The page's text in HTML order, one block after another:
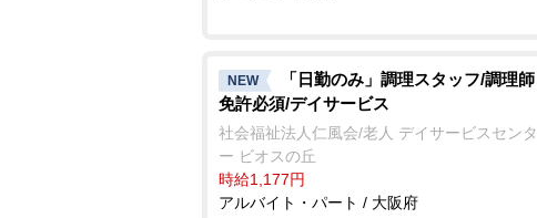
NEW
「日勤のみ」調理スタッフ/調理師
免許必須/デイサービス
社会福祉法人仁風会/老人 デイサービスセンタ
ー ビオスの丘
時給1,177円
アルバイト・パート / 大阪府